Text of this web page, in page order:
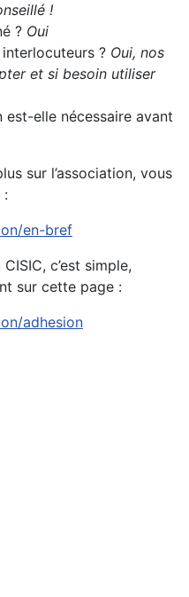
!
? Oui
? Oui, nos
et si besoin utiliser
est-elle nécessaire avant
sur l’association, vous
:
en-bref
c’est simple,
sur cette page :
adhesion